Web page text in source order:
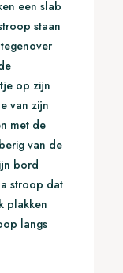
een slab
staan
op zijn
van zijn
met de
van de
bord
stroop dat
plakken
langs